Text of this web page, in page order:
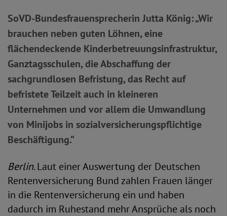
SoVD-Bundesfrauensprecherin Jutta König: „Wir
brauchen neben guten Löhnen, eine
flächendeckende Kinderbetreuungsinfrastruktur,
Ganztagsschulen, die Abschaffung der
sachgrundlosen Befristung, das Recht auf
befristete Teilzeit auch in kleineren
Unternehmen und vor allem die Umwandlung
von Minijobs in sozialversicherungspflichtige
Beschäftigung.“
Berlin. Laut einer Auswertung der Deutschen
Rentenversicherung Bund zahlen Frauen länger
in die Rentenversicherung ein und haben
dadurch im Ruhestand mehr Ansprüche als noch